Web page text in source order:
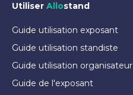
Utiliser Allostand
Guide utilisation exposant
Guide utilisation standiste
Guide utilisation organisateur
Guide de l'exposant